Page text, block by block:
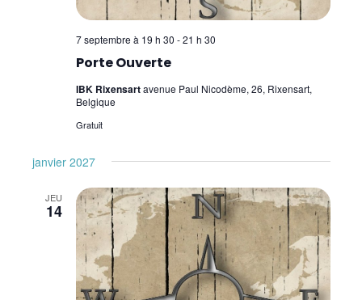
Porte Ouverte
7 septembre à 19 h 30 -21 h 30
IBK Rixensartavenue Paul Nicodème, 26, Rixensart,
Belgique
Gratuit
janvier 2027
JEU
14